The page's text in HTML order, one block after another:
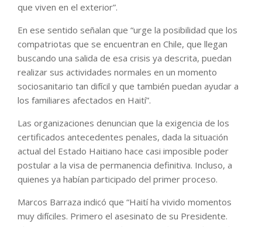
que viven en el exterior”.
En ese sentido señalan que “urge la posibilidad que los
compatriotas que se encuentran en Chile, que llegan
buscando una salida de esa crisis ya descrita, puedan
realizar sus actividades normales en un momento
sociosanitario tan difícil y que también puedan ayudar a
los familiares afectados en Haití”.
Las organizaciones denuncian que la exigencia de los
certificados antecedentes penales, dada la situación
actual del Estado Haitiano hace casi imposible poder
postular a la visa de permanencia definitiva. Incluso, a
quienes ya habían participado del primer proceso.
Marcos Barraza indicó que “Haití ha vivido momentos
muy difíciles. Primero el asesinato de su Presidente.